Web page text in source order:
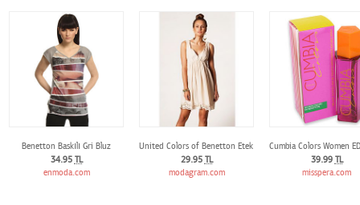
Benetton Baskılı Gri Bluz
34.95 TL
enmoda.com
United Colors of Benetton Etek Ucu Dantelli Elbise
29.95 TL
modagram.com
Cumbia Colors Women
39.99 TL
misspera.com